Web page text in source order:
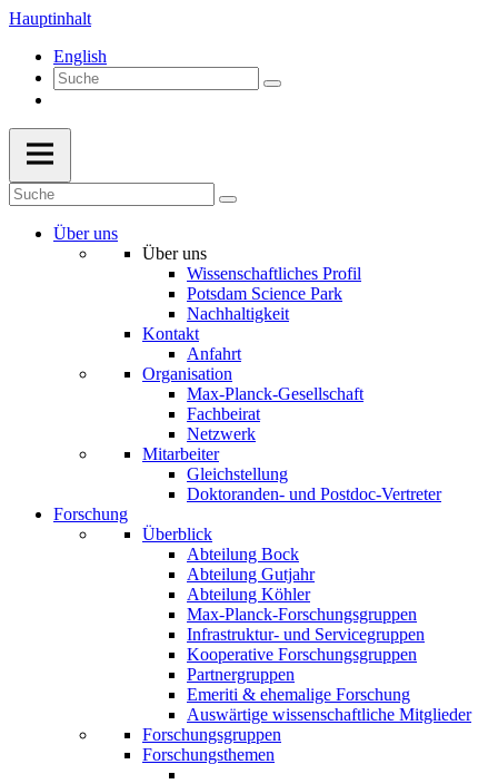
Hauptinhalt
English
Über uns
Über uns
Wissenschaftliches Profil
Potsdam Science Park
Nachhaltigkeit
Kontakt
Anfahrt
Organisation
Max-Planck-Gesellschaft
Fachbeirat
Netzwerk
Mitarbeiter
Gleichstellung
Doktoranden- und Postdoc-Vertreter
Forschung
Überblick
Abteilung Bock
Abteilung Gutjahr
Abteilung Köhler
Max-Planck-Forschungsgruppen
Infrastruktur- und Servicegruppen
Kooperative Forschungsgruppen
Partnergruppen
Emeriti & ehemalige Forschung
Auswärtige wissenschaftliche Mitglieder
Forschungsgruppen
Forschungsthemen